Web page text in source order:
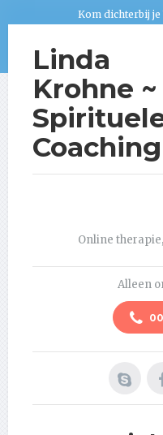
Kom dichterbij je
Linda
Krohne ~
Coaching
Online
Alleen